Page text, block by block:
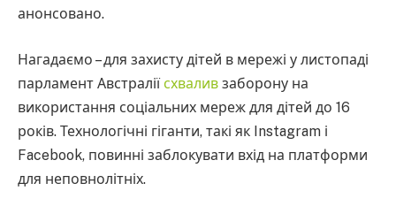
анонсовано.
Нагадаємо – для захисту дітей в мережі у листопаді
парламент Австралії схвалив заборону на
використання соціальних мереж для дітей до 16
років. Технологічні гіганти, такі як Instagram і
Facebook, повинні заблокувати вхід на платформи
для неповнолітніх.